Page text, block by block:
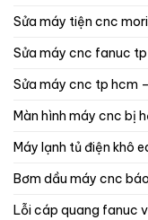
sửa máy tiện cnc
sửa máy cnc fanuc
sửa máy cnc tp hcm
màn hình máy cnc bị
máy lạnh tủ điện khô
bơm dầu máy cnc
lỗi cáp quang fanuc và cách khắc phục nhanh chóng hiệu